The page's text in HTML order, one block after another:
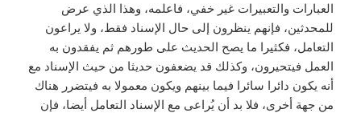
العبارات والتعبيرات غير خفي، فاعلمه، وهذا الذي عرض
للمحدثين، فإنهم ينظرون إلى حال الإسناد فقط، ولا يراعون
التعامل، فكثيرا ما يصح الحديث على طورهم ثم يفقدون به
العمل فيتحيرون، وكذلك قد يضعفون حديثا من حيث الإسناد مع
أنه يكون دائرا سائرا فيما بينهم ويكون معمولا به فيتضرر هناك
من جهة أخرى، فلا بد أن يُراعى مع الإسناد التعامل أيضا، فإن